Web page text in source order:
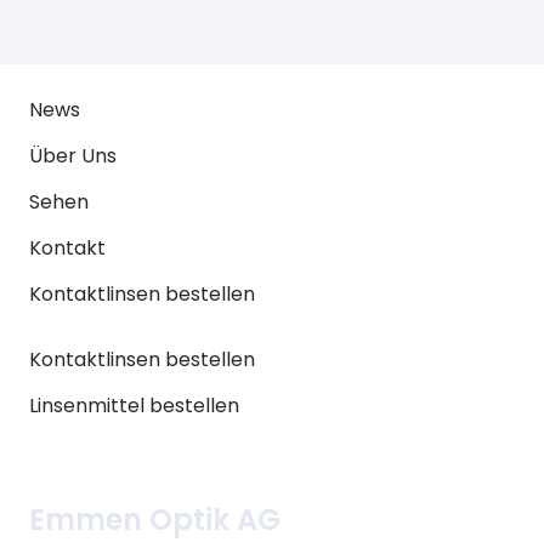
News
Über Uns
Sehen
Kontakt
Kontaktlinsen bestellen
Kontaktlinsen bestellen
Linsenmittel bestellen
Emmen Optik AG